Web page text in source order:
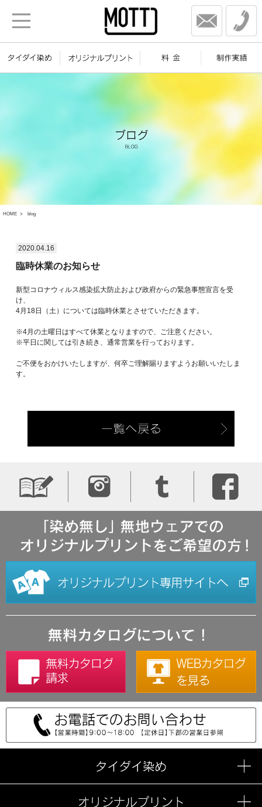
HOME blog
2020.04.16
臨時休業のお知らせ
新型コロナウィルス感染拡大防止および政府からの緊急事態宣言を受
け、
4月18日（土）については臨時休業とさせていただきます。
※4月の土曜日はすべて休業となりますので、ご注意ください。
※平日に関しては引き続き、通常営業を行っております。
ご不便をおかけいたしますが、何卒ご理解賜りますようお願いいたしま
す。